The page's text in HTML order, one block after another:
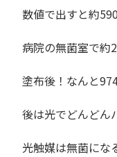
数値で出すと約
病院の無菌室で約
塗布後！なんと
後は光でどんどん
光触媒は無菌にな